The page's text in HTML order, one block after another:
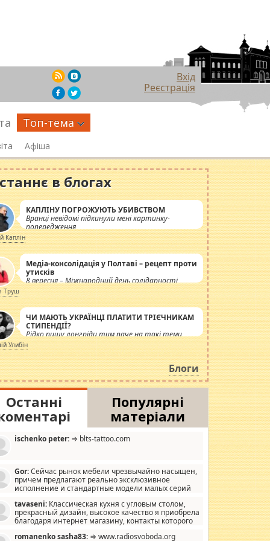
Вхід
Реєстрація
Топ-тема
Афіша
в блогах
КАПЛІНУ ПОГРОЖУЮТЬ УБИВСТВОМ
Вранці невідомі підкинули мені картинку-
попередження
Каплін
Медіа-консолідація у Полтаві – рецепт проти
утисків
8 вересня – Міжнародний день солідарності
журналістів.
Труш
ЧИ МАЮТЬ УКРАЇНЦІ ПЛАТИТИ ТРІЄЧНИКАМ
СТИПЕНДІЇ?
Рідко пишу лонгріди тим паче на такі теми,
але вже просто дістало! Обурюють сьогоднішні
інсенуації навколо стипендіального питання.
Штучно роздувається ще одна соціальна
катастрофа.
Улибін
Блоги
Останні
Популярні
матеріали
ischenko peter: ⇒ blts-tattoo.com
Gor:Сейчас рынок мебели чрезвычайно насыщен,
причем предлагают реально эксклюзивное
исполнение и стандартные модели малых серий
мало походит на стандартные формы, в MebelOk,
и что главное - со вкусом все в порядке,
ненужных наворотов удорожающих мебель, а это не
tavaseni: Классическая кухня с угловым столом,
прекрасный дизайн, высокое качество я приобрела
благодаря интернет магазину, контакты которого
romanenko sasha83: ⇒ www.radiosvoboda.org